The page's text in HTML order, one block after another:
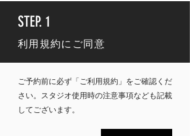
STEP. 1
​利用規約にご同意
ご予約前に必ず「ご利用規約」をご確認くだ
さい。 スタジオ使用時の注意事項なども記載
してございます。